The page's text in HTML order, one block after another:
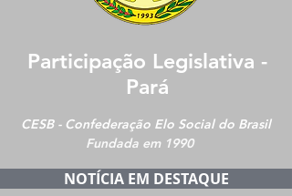
Participação Legislativa -
Pará
CESB - Confederação Elo Social do Brasil
Fundada em 1990
NOTÍCIA EM DESTAQUE